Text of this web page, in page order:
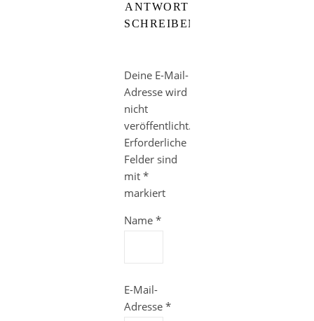
ANTWORT
SCHREIBEN
Deine E-Mail-
Adresse wird
nicht
veröffentlicht.
Erforderliche
Felder sind
mit *
markiert
Name *
E-Mail-
Adresse *